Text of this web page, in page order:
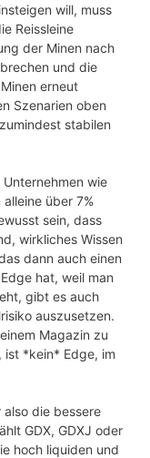
will, muss
Reissleine
der Minen nach
und die
erneut
Szenarien oben
stabilen
wie
über 7%
sein, dass
wirkliches Wissen
dann auch einen
hat, weil man
gibt es auch
auszusetzen.
Magazin zu
ist *kein* Edge, im
also die bessere
GDX, GDXJ oder
hoch liquiden und